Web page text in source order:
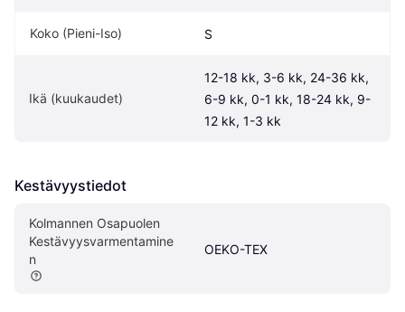
Koko (Pieni-Iso) S
Ikä (kuukaudet)
12-18 kk, 3-6 kk, 24-36 kk,
6-9 kk, 0-1 kk, 18-24 kk, 9-
12 kk, 1-3 kk
Kestävyystiedot
Kolmannen Osapuolen
Kestävyysvarmentamine
n
OEKO-TEX